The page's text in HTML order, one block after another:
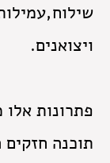
ויצואנים.
פתרונות
תוכנה